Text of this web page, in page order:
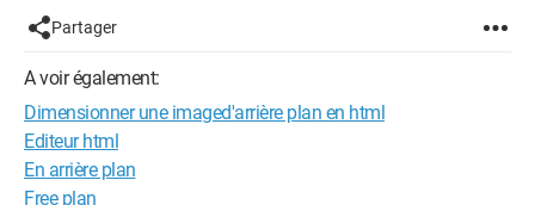
Partager
A voir également:
Dimensionner une imaged'arrière plan en html
Editeur html
En arrière plan
Free plan